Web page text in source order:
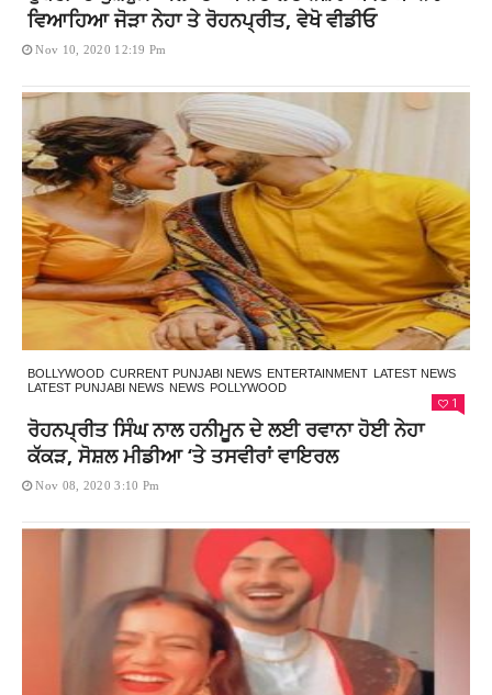
ਵਿਆਹਿਆ ਜੋੜਾ ਨੇਹਾ ਤੇ ਰੋਹਨਪ੍ਰੀਤ, ਵੇਖੋ ਵੀਡੀਓ
Nov 10, 2020 12:19 Pm
BOLLYWOOD CURRENT PUNJABI NEWS ENTERTAINMENT LATEST NEWS
LATEST PUNJABI NEWS NEWS POLLYWOOD
1
ਰੋਹਨਪ੍ਰੀਤ ਸਿੰਘ ਨਾਲ ਹਨੀਮੂਨ ਦੇ ਲਈ ਰਵਾਨਾ ਹੋਈ ਨੇਹਾ
ਕੱਕੜ, ਸੋਸ਼ਲ ਮੀਡੀਆ ‘ਤੇ ਤਸਵੀਰਾਂ ਵਾਇਰਲ
Nov 08, 2020 3:10 Pm